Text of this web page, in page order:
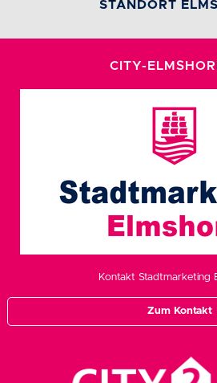
STANDORT
CITY-
Kontakt Stadtmarketing
Zum Kontakt